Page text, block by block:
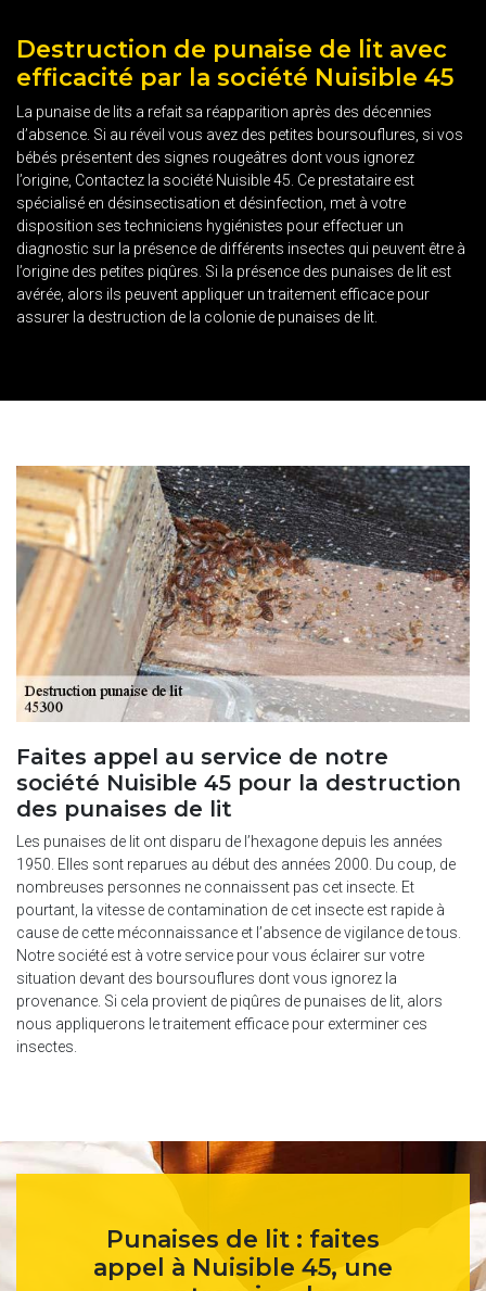
Destruction de punaise de lit avec
efficacité par la société Nuisible 45
La punaise de lits a refait sa réapparition après des décennies
d’absence. Si au réveil vous avez des petites boursouflures, si vos
bébés présentent des signes rougeâtres dont vous ignorez
l’origine, Contactez la société Nuisible 45. Ce prestataire est
spécialisé en désinsectisation et désinfection, met à votre
disposition ses techniciens hygiénistes pour effectuer un
diagnostic sur la présence de différents insectes qui peuvent être à
l’origine des petites piqûres. Si la présence des punaises de lit est
avérée, alors ils peuvent appliquer un traitement efficace pour
assurer la destruction de la colonie de punaises de lit.
Faites appel au service de notre
société Nuisible 45 pour la destruction
des punaises de lit
Les punaises de lit ont disparu de l’hexagone depuis les années
1950. Elles sont reparues au début des années 2000. Du coup, de
nombreuses personnes ne connaissent pas cet insecte. Et
pourtant, la vitesse de contamination de cet insecte est rapide à
cause de cette méconnaissance et l’absence de vigilance de tous.
Notre société est à votre service pour vous éclairer sur votre
situation devant des boursouflures dont vous ignorez la
provenance. Si cela provient de piqûres de punaises de lit, alors
nous appliquerons le traitement efficace pour exterminer ces
insectes.
Punaises de lit : faites
appel à Nuisible 45, une